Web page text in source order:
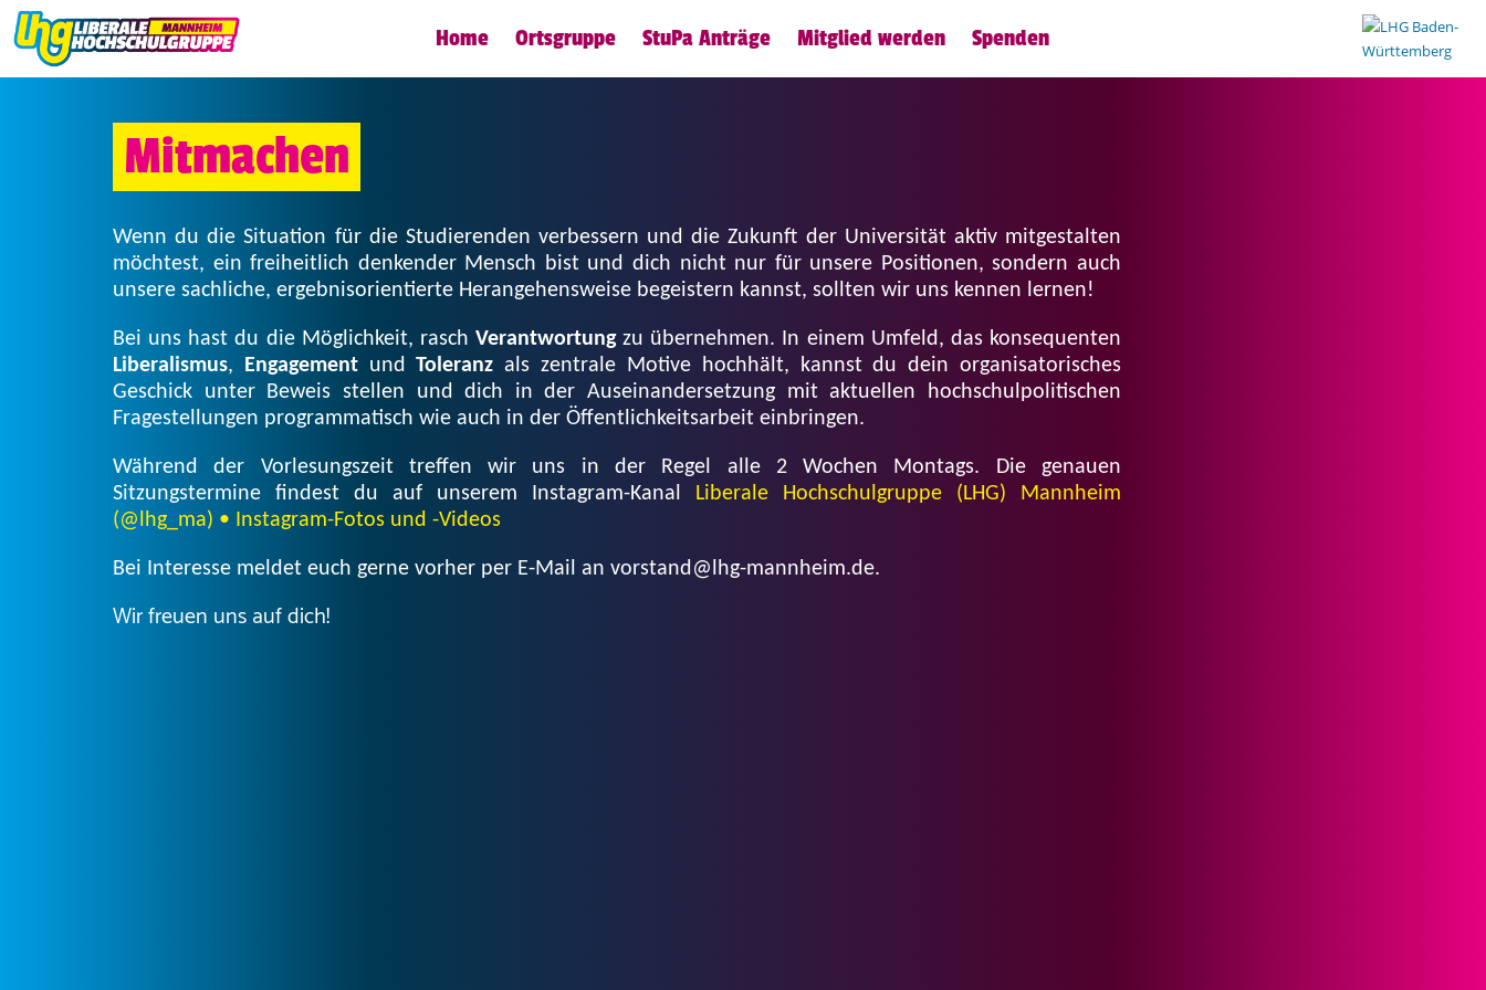
Home Ortsgruppe StuPa Anträge Mitglied werden Spenden
Mitmachen
Wenn du die Situation für die Studierenden verbessern und die Zukunft der Universität aktiv mitgestalten
möchtest, ein freiheitlich denkender Mensch bist und dich nicht nur für unsere Positionen, sondern auch
unsere sachliche, ergebnisorientierte Herangehensweise begeistern kannst, sollten wir uns kennen lernen!
Bei uns hast du die Möglichkeit, rasch Verantwortungzu übernehmen. In einem Umfeld, das konsequenten
Liberalismus, EngagementundToleranz als zentrale Motive hochhält, kannst du dein organisatorisches
Geschick unter Beweis stellen und dich in der Auseinandersetzung mit aktuellen hochschulpolitischen
Fragestellungen programmatisch wie auch in der Öffentlichkeitsarbeit einbringen.
Während der Vorlesungszeit treffen wir uns in der Regel alle 2 Wochen Montags. Die genauen
Sitzungstermine findest du auf unserem Instagram-Kanal Liberale Hochschulgruppe (LHG) Mannheim
(@lhg_ma) • Instagram-Fotos und -Videos
Bei Interesse meldet euch gerne vorher per E-Mail an vorstand@lhg-mannheim.de.
Wir freuen uns auf dich!